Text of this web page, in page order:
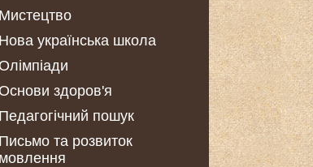
Мистецтво
Нова українська школа
Олімпіади
Основи здоров'я
Педагогічний пошук
Письмо та розвиток
мовлення